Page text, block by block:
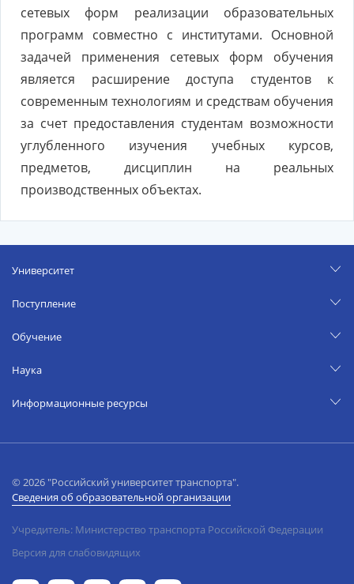
сетевых форм реализации образовательных
программ совместно с институтами. Основной
задачей применения сетевых форм обучения
является расширение доступа студентов к
современным технологиям и средствам обучения
за счет предоставления студентам возможности
углубленного изучения учебных курсов,
предметов, дисциплин на реальных
производственных объектах.
Университет
Поступление
Обучение
Наука
Информационные ресурсы
© 2026 "Российский университет транспорта".
Сведения об образовательной организации
Учредитель: Министерство транспорта Российской Федерации
Версия для слабовидящих